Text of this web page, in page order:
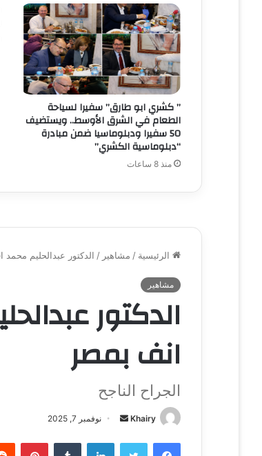
” كشري ابو طارق” سفيرا لسياحة
الطعام في الشرق الأوسط.. ويستضيف
50 سفيرا ودبلوماسيا ضمن مبادرة
“دبلوماسية الكشري”
منذ 8 ساعات